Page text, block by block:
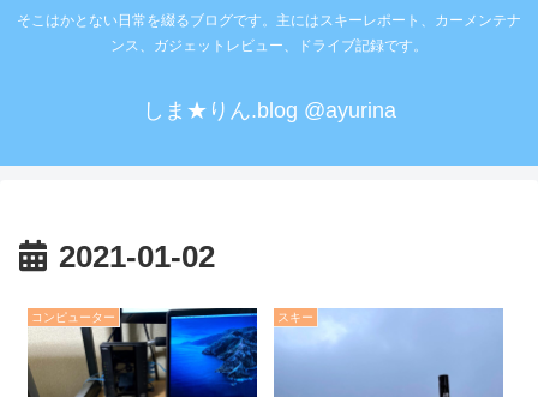
そこはかとない日常を綴るブログです。主にはスキーレポート、カーメンテナ
ンス、ガジェットレビュー、ドライブ記録です。
しま★りん.blog @ayurina
2021-01-02
コンピューター スキー